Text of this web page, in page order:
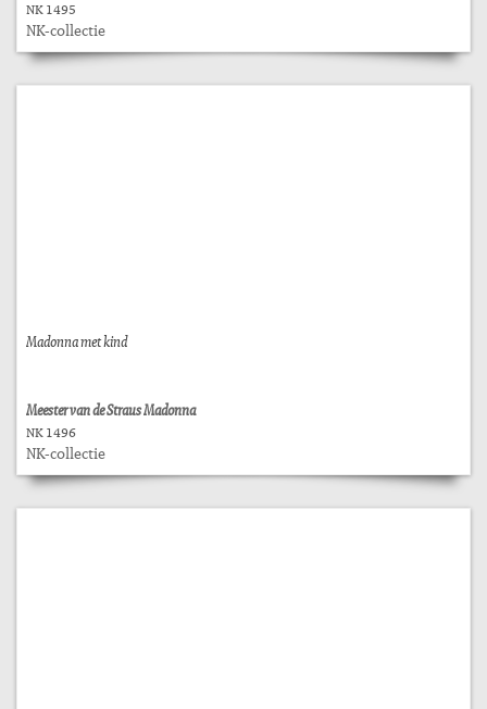
NK 1495
NK-collectie
Madonna met kind
Meester van de Straus Madonna
NK 1496
NK-collectie